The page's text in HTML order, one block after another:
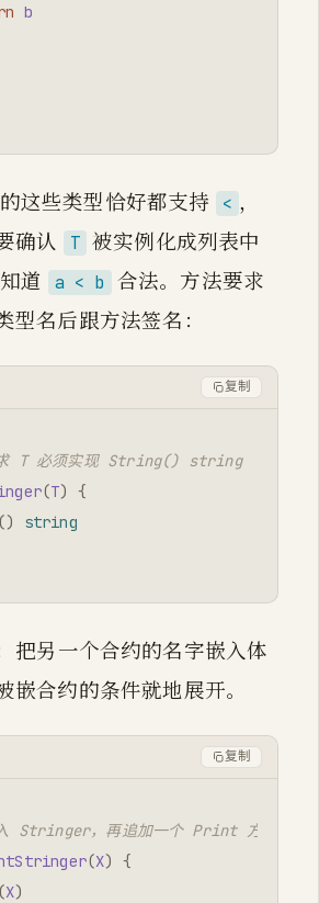
b
这些类型恰好都支持 < ，
确认
T 被实例化成列表中
道
a < b 合法。方法要求
型名后跟方法签名：
复制
T 必须实现 String() string
(T)
{
()
string
把另一个合约的名字嵌入体
嵌合约的条件就地展开。
复制
Stringer，再追加一个 Print 方法要求
(X)
{
(X)